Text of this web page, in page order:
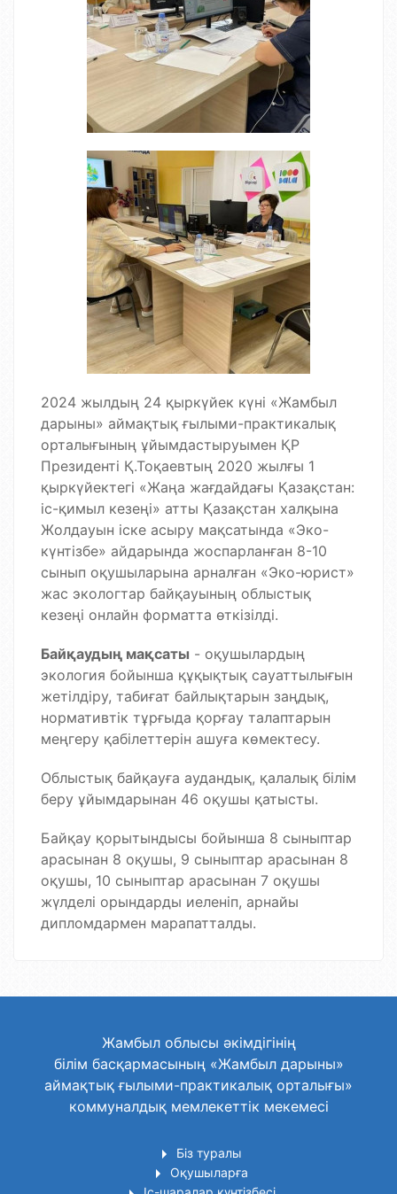
2024 жылдың 24 қыркүйек күні «Жамбыл
дарыны» аймақтық ғылыми-практикалық
орталығының ұйымдастыруымен ҚР
Президенті Қ.Тоқаевтың 2020 жылғы 1
қыркүйектегі «Жаңа жағдайдағы Қазақстан:
іс-қимыл кезеңі» атты Қазақстан халқына
Жолдауын іске асыру мақсатында «Эко-
күнтізбе» айдарында жоспарланған 8-10
сынып оқушыларына арналған «Эко-юрист»
жас экологтар байқауының облыстық
кезеңі онлайн форматта өткізілді.
Байқаудың мақсаты - оқушылардың
экология бойынша құқықтық сауаттылығын
жетілдіру, табиғат байлықтарын заңдық,
нормативтік тұрғыда қорғау талаптарын
меңгеру қабілеттерін ашуға көмектесу.
Облыстық байқауға аудандық, қалалық білім
беру ұйымдарынан 46 оқушы қатысты.
Байқау қорытындысы бойынша 8 сыныптар
арасынан 8 оқушы, 9 сыныптар арасынан 8
оқушы, 10 сыныптар арасынан 7 оқушы
жүлделі орындарды иеленіп, арнайы
дипломдармен марапатталды.
Жамбыл облысы әкімдігінің
білім басқармасының «Жамбыл дарыны»
аймақтық ғылыми-практикалық орталығы»
коммуналдық мемлекеттік мекемесі
Біз туралы
Оқушыларға